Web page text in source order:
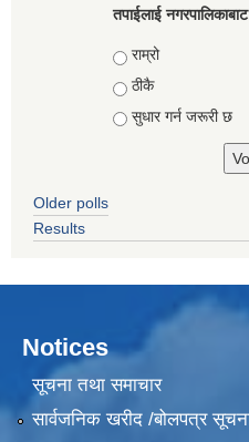
तपाईलाई
Choices
राम्रो
ठीकै
सुधार गर्न जरूरी छ
Older polls
Results
Notices
सूचना तथा समाचार
सार्वजनिक खरीद /बोलपत्र